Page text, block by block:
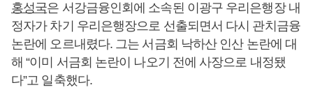
홍성국은 서강금융인회에 소속된 이광구 우리은행장 내
정자가 차기 우리은행장으로 선출되면서 다시 관치금융
논란에 오르내렸다. 그는 서금회 낙하산 인산 논란에 대
해 “이미 서금회 논란이 나오기 전에 사장으로 내정됐
다”고 일축했다.